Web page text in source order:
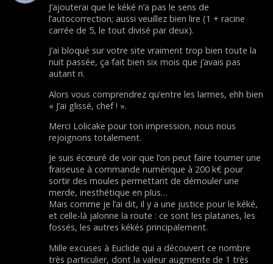
J’ajouterai que le kéké n’a pas le sens de
l’autocorrection; aussi veuillez bien lire (1 + racine
carrée de 5, le tout divisé par deux).
J’ai bloqué sur votre site vraiment trop bien toute la
nuit passée, ça fait bien six mois que j’avais pas
autant ri.
Alors vous comprendrez qu’entre les larmes, ehh bien
« J’ai glissé, chef ! ».
Merci Lolicake pour ton impression, nous nous
rejoignons totalement.
Je suis écœuré de voir que l’on peut faire tourner une
fraiseuse à commande numérique à 200 k€ pour
sortir des moules permettant de démouler une
merde, inesthétique en plus…
Mais comme je l’ai dit, il y a une justice pour le kéké,
et celle-là jalonne la route : ce sont les platanes, les
fossés, les autres kékés principalement.
Mille excuses à Euclide qui a découvert ce nombre
très particulier, dont la valeur augmente de 1 très